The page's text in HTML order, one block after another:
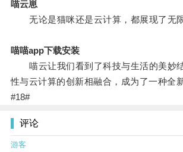
喵云崽
无论是猫咪还是云计算，都展现了无限
喵喵app下载安装
喵云让我们看到了科技与生活的美妙
性与云计算的创新相融合，成为了一种全
#18#
评论
游客